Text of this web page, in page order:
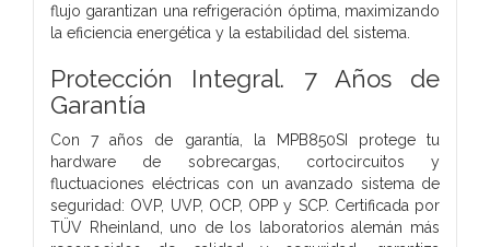
flujo garantizan una refrigeración óptima, maximizando
la eficiencia energética y la estabilidad del sistema.
Protección Integral. 7 Años de
Garantía
Con 7 años de garantía, la MPB850SI protege tu
hardware de sobrecargas, cortocircuitos y
fluctuaciones eléctricas con un avanzado sistema de
seguridad: OVP, UVP, OCP, OPP y SCP. Certificada por
TÜV Rheinland, uno de los laboratorios alemán más